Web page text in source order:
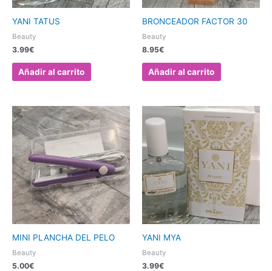
YANI TATUS
Beauty
3.99€
Añadir al carrito
BRONCEADOR FACTOR 30
Beauty
8.95€
Añadir al carrito
MINI PLANCHA DEL PELO
Beauty
5.00€
Este
producto
tiene
múltiples
variantes.
Las
opciones
se
pueden
elegir
YANI MYA
Beauty
3.99€